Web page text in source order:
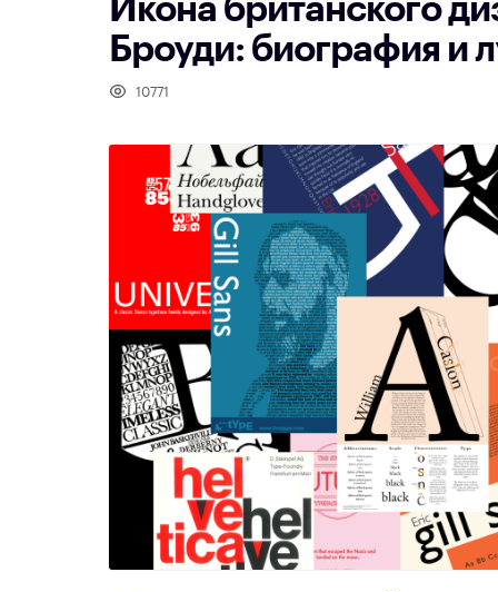
Икона британского
Броуди: биография и
10771